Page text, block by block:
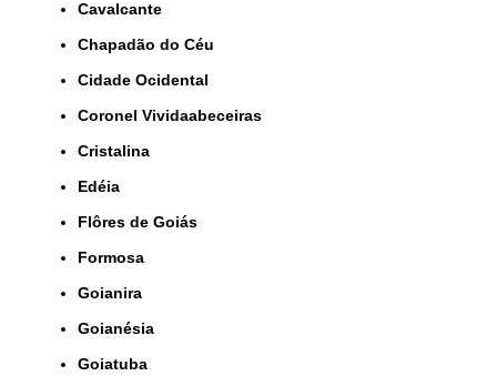
Cavalcante
Chapadão do Céu
Cidade Ocidental
Coronel Vividaabeceiras
Cristalina
Edéia
Flôres de Goiás
Formosa
Goianira
Goianésia
Goiatuba